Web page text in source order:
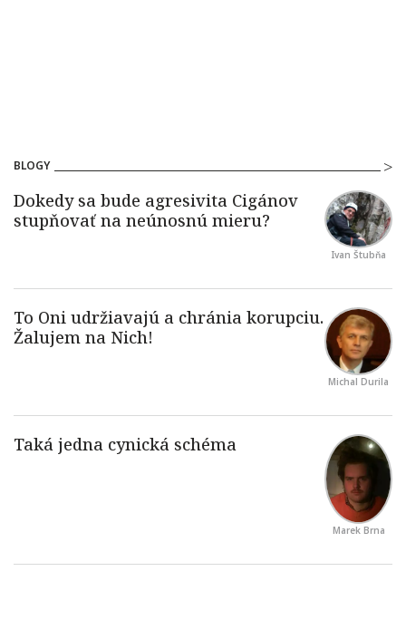
BLOGY
Ivan Štubňa
Michal Durila
Marek Brna